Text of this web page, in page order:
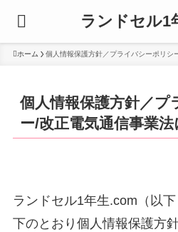
ランドセル1
ホーム 個人情報保護方針／プライバシーポリシ
個人情報保護方針／プ
ー/改正電気通信事業
ランドセル1年生.com（以
下のとおり個人情報保護方